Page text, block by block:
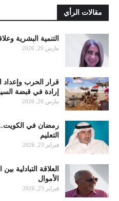
مقالات الرأي
التنمية البشرية
مارس 29, 2026
قرار الحرب
إرادة في قبضة
مارس 26, 2026
رمضان في الكويت..
التعليم
فبراير 23, 2026
العلاقة التبادلية
الأموال
فبراير 23, 2026